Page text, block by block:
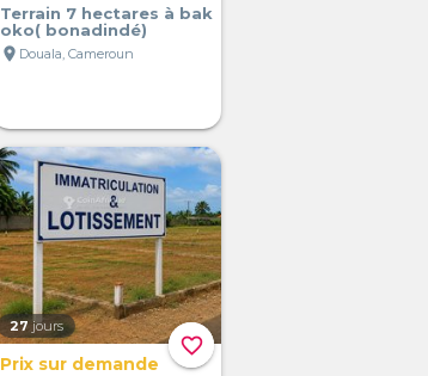
Terrain 7 hectares à bak
oko( bonadindé)
location_on Douala, Cameroun
favorite_border
27 jours
Prix sur demande